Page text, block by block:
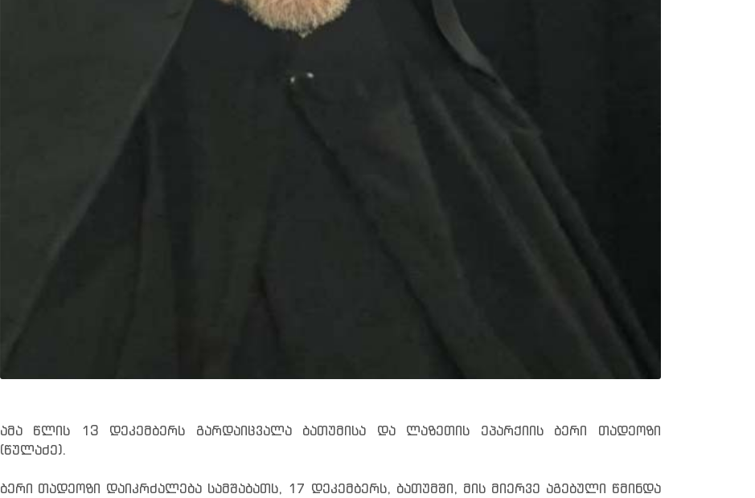
ამა წლის 13 დეკემბერს გარდაიცვალა ბათუმისა და ლაზეთის ეპარქიის ბერი თადეოზი
(წულაძე).
ბერი თადეოზი დაიკრძალება სამშაბათს, 17 დეკემბერს, ბათუმში, მის მიერვე აგებული წმინდა